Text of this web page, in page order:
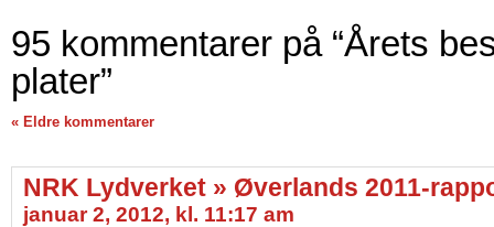
95 kommentarer på “Årets
plater”
« Eldre kommentarer
NRK Lydverket » Øverlands 2011-
januar 2, 2012, kl. 11:17 am